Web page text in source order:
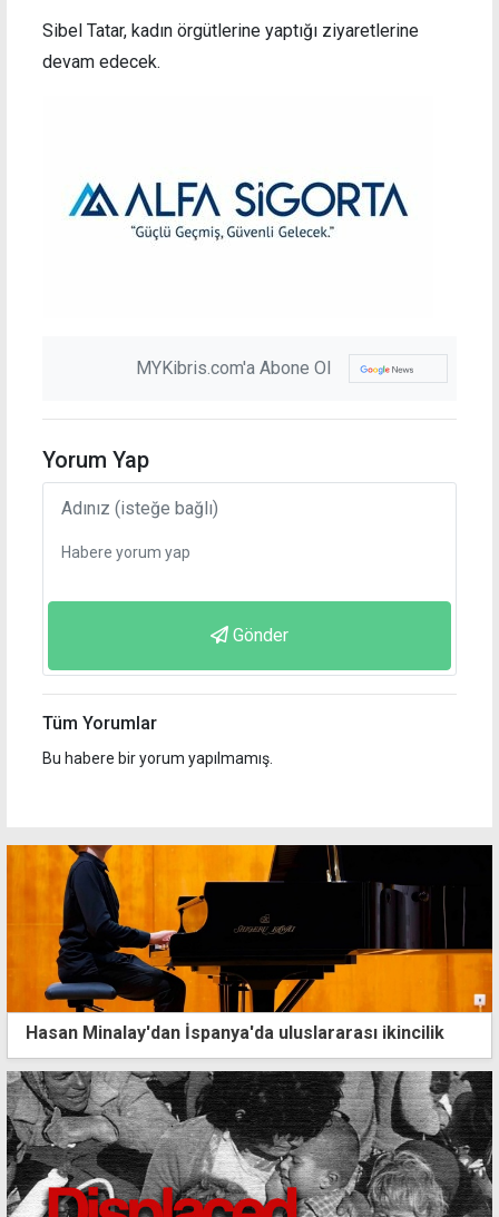
Sibel Tatar, kadın örgütlerine yaptığı ziyaretlerine
devam edecek.
MYKibris.com'a Abone Ol
Yorum Yap
Gönder
Tüm Yorumlar
Bu habere bir yorum yapılmamış.
Hasan Minalay'dan İspanya'da uluslararası ikincilik